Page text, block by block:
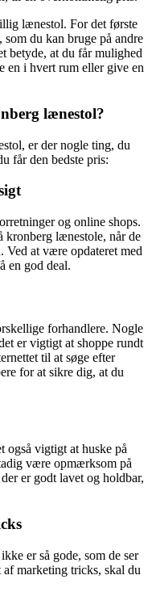
lænestol. For det første
du kan bruge på andre
betyde, at du får mulighed
en i hvert rum eller give en
lænestol?
er der nogle ting, du
får den bedste pris:
og online shops.
kronberg lænestole, når de
Ved at være opdateret med
en god deal.
forhandlere. Nogle
er vigtigt at shoppe rundt
til at søge efter
for at sikre dig, at du
også vigtigt at huske på
være opmærksom på
er godt lavet og holdbar,
er så gode, som de ser
marketing tricks, skal du